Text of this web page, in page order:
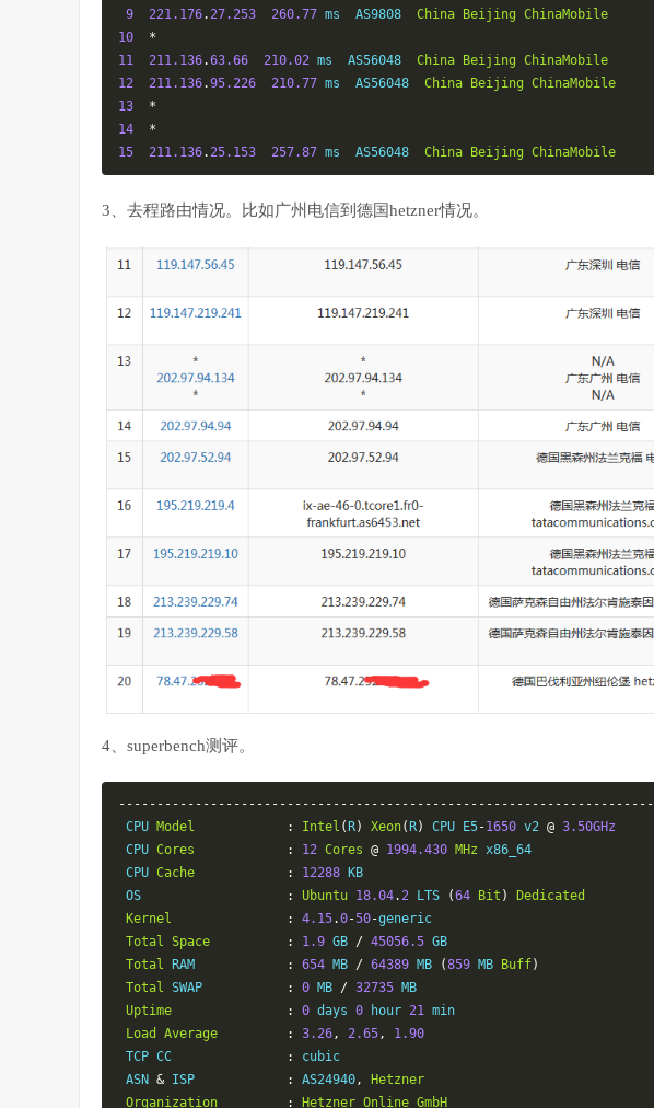
9
221.176.27.253 260.77 ms  AS9808 China Beijing ChinaMobile
10
*
11
211.136.63.66 210.02 ms  AS56048 China Beijing ChinaMobile
12
211.136.95.226 210.77 ms  AS56048 China Beijing ChinaMobile
13
*
14
*
15
211.136.25.153 257.87 ms  AS56048 China Beijing ChinaMobile
3、去程路由情况。比如广州电信到德国hetzner情况。
4、superbench测评。
----------------------------------------------------------------------
CPU Model : Intel ( R) Xeon( R) CPU E5-1650 v2 @ 3.50GHz
CPU Cores : 12 Cores @ 1994.430 MHz x86_64
CPU Cache : 12288 KB
OS
: Ubuntu 18.04.2 LTS (64 Bit )
Dedicated
Kernel
: 4.15.0-50-generic
Total Space : 1.9 GB / 45056.5 GB
Total RAM : 654 MB / 64389 MB (859 MB Buff)
Total SWAP : 0 MB / 32735 MB
Uptime
: 0 days 0 hour 21 min
Load
Average : 3.26, 2.65,
1.90
TCP CC
:
cubic
ASN & ISP : AS24940,
Hetzner
Organization
: Hetzner Online GmbH